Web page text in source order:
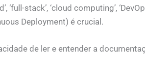
‘full-stack’, ‘cloud computing’,
Deployment) é crucial.
de ler e entender a